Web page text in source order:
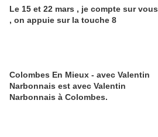
Le 15 et 22 mars , je compte sur vous
, on appuie sur la touche 8
Colombes En Mieux - avec Valentin
Narbonnais est avec Valentin
Narbonnais à Colombes.